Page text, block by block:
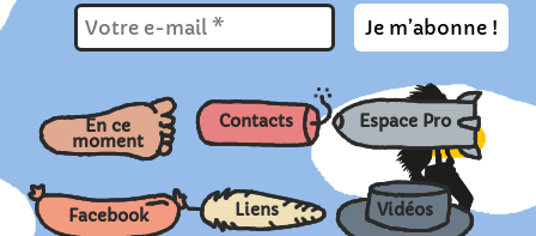
En ce
moment
Contacts Espace Pro
Facebook Liens Vidéos